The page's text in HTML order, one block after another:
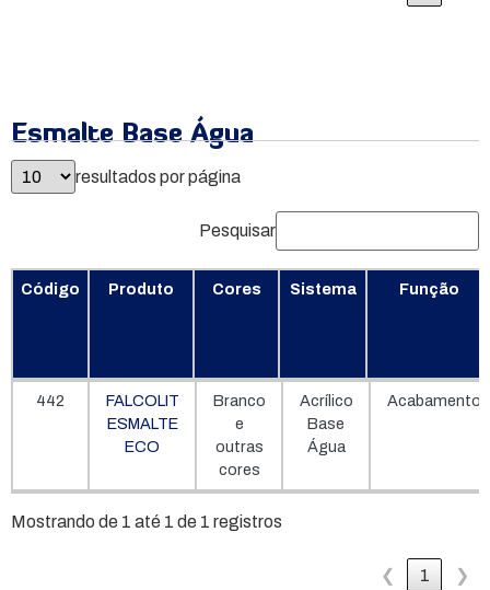
Esmalte Base Água
resultados por página
Pesquisar
Código Produto Cores Sistema Função
Código Produto Cores Sistema Função
442
FALCOLIT
ESMALTE
ECO
Branco
e
outras
cores
Acrílico
Base
Água
Acabamento
Mostrando de 1 até 1 de 1 registros
❮ 1 ❯